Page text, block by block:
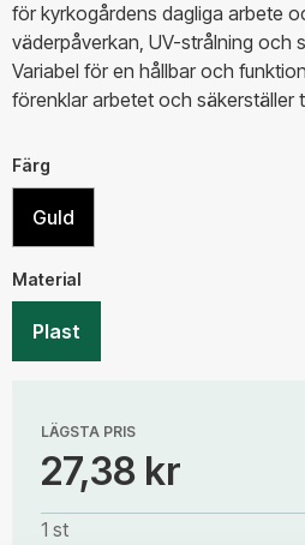
för kyrkogårdens dagliga arbete
väderpåverkan, UV-strålning och
Variabel för en hållbar och
förenklar arbetet och säkerställer
Färg
Guld
Material
Plast
LÄGSTA PRIS
27,38 kr
1 st